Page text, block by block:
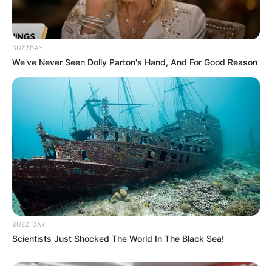
BUZZDAY
We’ve Never Seen Dolly Parton's Hand, And For Good Reason
BUZZ DAY
Scientists Just Shocked The World In The Black Sea!